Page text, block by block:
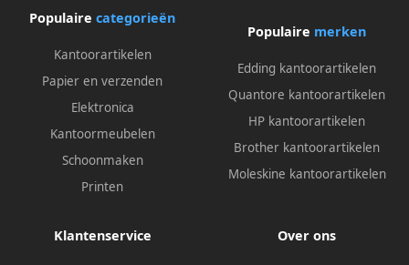
Populaire categorieën
Kantoorartikelen
Papier en verzenden
Elektronica
Kantoormeubelen
Schoonmaken
Printen
Populaire merken
Edding kantoorartikelen
Quantore kantoorartikelen
HP kantoorartikelen
Brother kantoorartikelen
Moleskine kantoorartikelen
Klantenservice Over ons